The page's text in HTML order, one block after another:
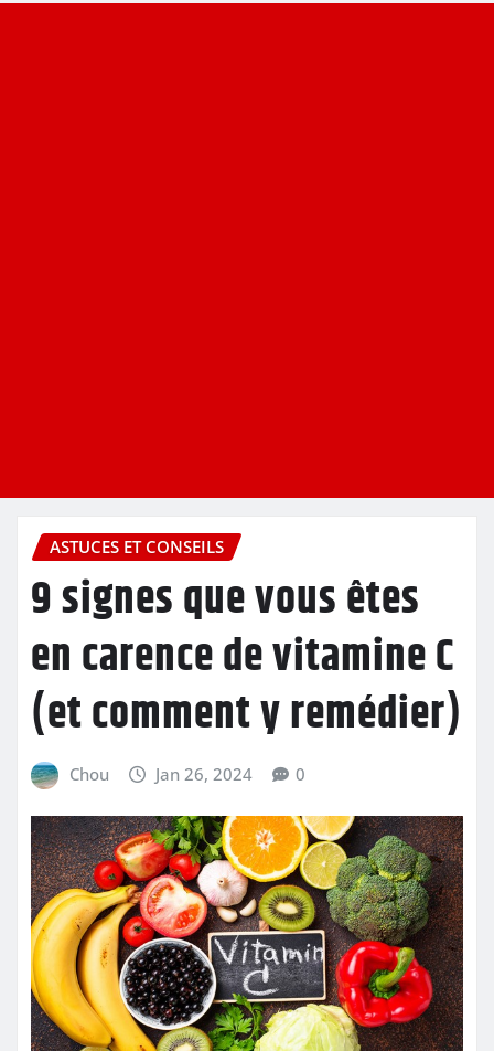
ASTUCES ET CONSEILS
9 signes que vous êtes
en carence de vitamine C
(et comment y remédier)
Chou Jan 26, 2024 0